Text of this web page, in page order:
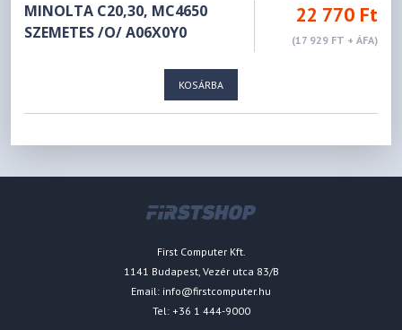
MINOLTA C20,30, MC4650
SZEMETES /O/ A06X0Y0
22 770 Ft
(17 929 FT + ÁFA)
KOSÁRBA
First Computer Kft.
1141 Budapest, Vezér utca 83/B
Email: info@firstcomputer.hu
Tel: +36 1 444-9000